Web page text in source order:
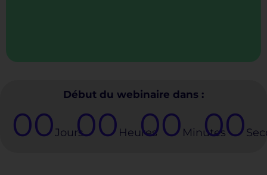
Début du webinaire dans :
00Jours00 Heures00 Minutes00